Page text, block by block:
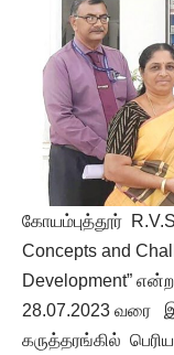
கோயம்புத்தூர்
Concepts and
Development”
28.07.2023 வரை
கருத்தரங்கில்